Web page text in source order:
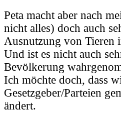
Peta macht aber nach
nicht alles) doch auch
Ausnutzung von Tieren
Und ist es nicht auch
Bevölkerung
Ich möchte doch, dass
Gesetzgeber/Parteien
ändert.